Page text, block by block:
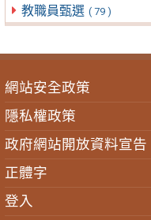
教職員甄選 ( 79 )
網站安全政策
隱私權政策
政府網站開放資料宣告
正體字
登入